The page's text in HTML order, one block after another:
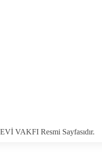
VAKFI Resmi Sayfasıdır.